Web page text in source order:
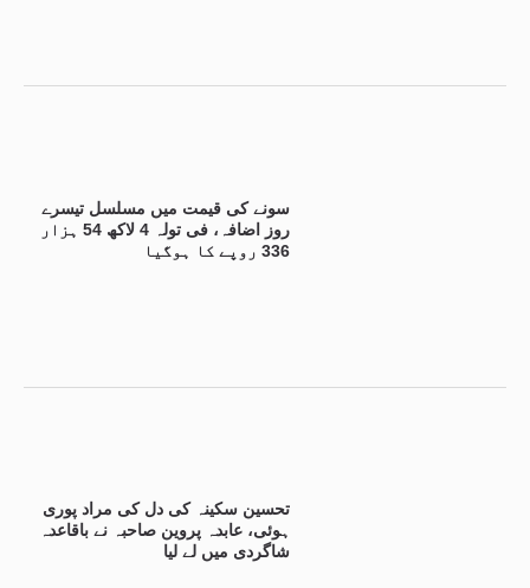
سونے کی قیمت میں مسلسل تیسرے
روز اضافہ، فی تولہ 4 لاکھ 54 ہزار
336 روپے کا ہوگیا
تحسین سکینہ کی دل کی مراد پوری
ہوئی، عابدہ پروین صاحبہ نے باقاعدہ
شاگردی میں لے لیا